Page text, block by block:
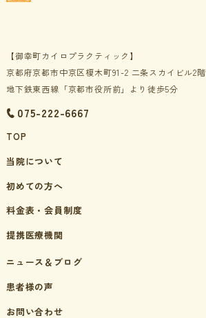
【御幸町カイロプラクティック】
京都府京都市中京区榎木町91-2 二条スカイビル2階
地下鉄東西線「京都市役所前」より徒歩5分
075-222-6667
TOP
当院について
初めての方へ
料金表・会員制度
提携医療機関
ニュース＆ブログ
患者様の声
お問い合わせ